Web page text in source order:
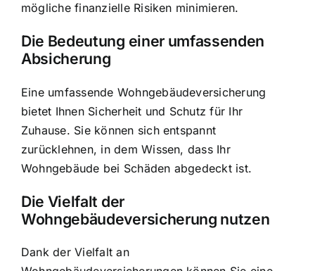
mögliche finanzielle Risiken minimieren.
Die Bedeutung einer umfassenden
Absicherung
Eine umfassende Wohngebäudeversicherung
bietet Ihnen Sicherheit und Schutz für Ihr
Zuhause. Sie können sich entspannt
zurücklehnen, in dem Wissen, dass Ihr
Wohngebäude bei Schäden abgedeckt ist.
Die Vielfalt der
Wohngebäudeversicherung nutzen
Dank der Vielfalt an